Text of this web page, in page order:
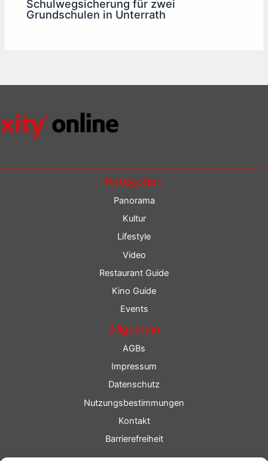
Schulwegsicherung für zwei
Grundschulen in Unterrath
Kategorien
Panorama
Kultur
Lifestyle
Video
Restaurant Guide
Kino Guide
Events
Allgemein
AGBs
Impressum
Datenschutz
Nutzungsbestimmungen
Kontakt
Barrierefreiheit